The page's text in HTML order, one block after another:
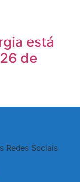
está
de
Redes Sociais